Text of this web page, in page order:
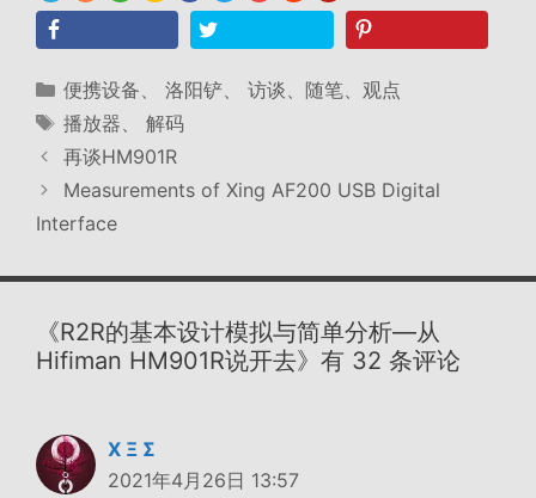
分
类
便携设备 洛阳铲、 访谈、随笔、观点
标
签
播放器
解码
再谈HM901R
Measurements of Xing AF200 USB Digital
Interface
《R2R的基本设计模拟与简单分析—从
Hifiman HM901R说开去》有 32 条评论
Χ Ξ Σ
2021年4月26日 13:57